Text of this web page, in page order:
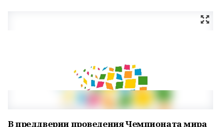
В преддверии проведения Чемпионата мира